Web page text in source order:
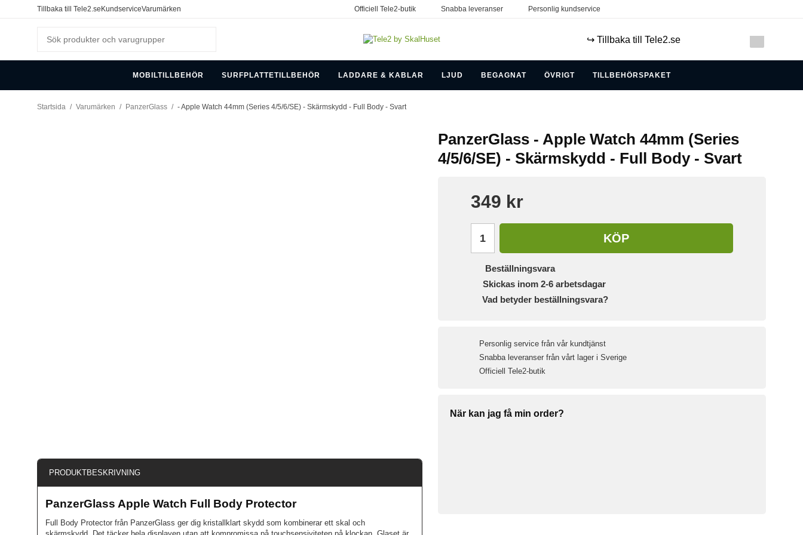
Tillbaka till Tele2.seKundserviceVarumärken Officiell Tele2-butik Snabba leveranser Personlig kundservice
↪️ Tillbaka till Tele2.se
MOBILTILLBEHÖR SURFPLATTETILLBEHÖR LADDARE & KABLAR LJUD BEGAGNAT ÖVRIGT TILLBEHÖRSPAKET
Startsida / Varumärken / PanzerGlass / - Apple Watch 44mm (Series 4/5/6/SE) - Skärmskydd - Full Body - Svart
PanzerGlass - Apple Watch 44mm (Series
4/5/6/SE) - Skärmskydd - Full Body - Svart
349 kr
KÖP
Beställningsvara
Skickas inom 2-6 arbetsdagar
Vad betyder beställningsvara?
Personlig service från vår kundtjänst
Snabba leveranser från vårt lager i Sverige
Officiell Tele2-butik
När kan jag få min order?
PRODUKTBESKRIVNING
PanzerGlass Apple Watch Full Body Protector
Full Body Protector från PanzerGlass ger dig kristallklart skydd som kombinerar ett skal och